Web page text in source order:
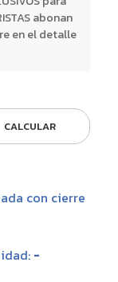
abonan
en el detalle
CALCULAR
con cierre
-